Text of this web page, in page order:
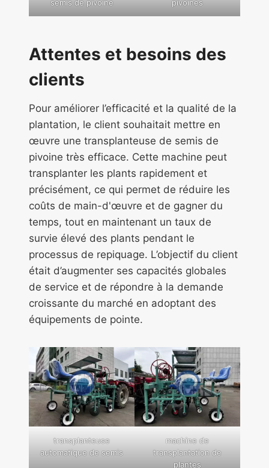
semis de pivoine
pivoines
Attentes et besoins des
clients
Pour améliorer l’efficacité et la qualité de la
plantation, le client souhaitait mettre en
œuvre une transplanteuse de semis de
pivoine très efficace. Cette machine peut
transplanter les plants rapidement et
précisément, ce qui permet de réduire les
coûts de main-d'œuvre et de gagner du
temps, tout en maintenant un taux de
survie élevé des plants pendant le
processus de repiquage. L’objectif du client
était d’augmenter ses capacités globales
de service et de répondre à la demande
croissante du marché en adoptant des
équipements de pointe.
transplanteuse
automatique de semis
machine de
transplantation de
plantes